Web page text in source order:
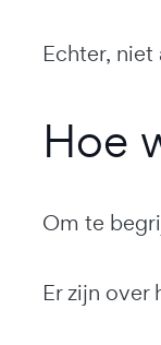
Echter,
Hoe
Om te
Er zijn